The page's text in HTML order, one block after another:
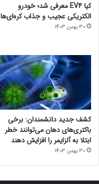
کیا EV4 معرفی شد؛ خودرو
الکتریکی عجیب و جذاب کره‌ای‌ها
30 بهمن 1403
کشف جدید دانشمندان: برخی
باکتری‌های دهان می‌توانند خطر
ابتلا به آلزایمر را افزایش دهند
30 بهمن 1403